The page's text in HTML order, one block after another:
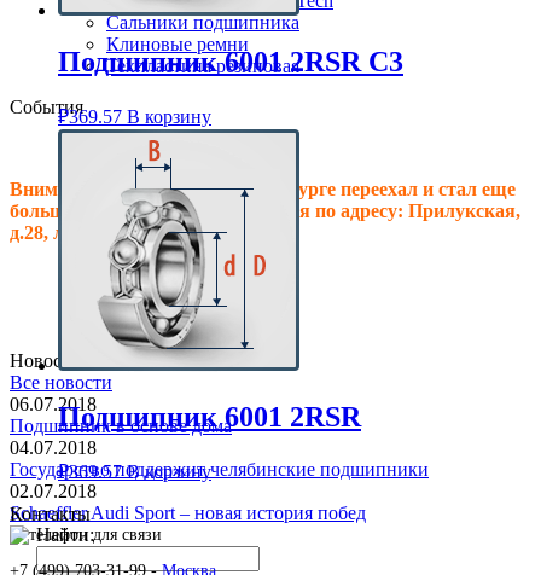
Сальники подшипника
Клиновые ремни
Техпластина резиновая
События
Внимание! Офис в Санкт-Петербурге переехал и стал еще
больше, теперь мы располагаемся по адресу: Прилукская,
д.28, литер.А! Ждем Вас в гости!
Новостная лента
Все новости
06.07.2018
Подшипник в основе дома
04.07.2018
Государство поддержит челябинские подшипники
02.07.2018
Schaeffler Audi Sport – новая история побед
Найти:
Подшипник 6001 2RSR C3
₽369.57 В корзину
Подшипник 6001 2RSR
₽369.57 В корзину
Контакты
+7 (499) 703-31-99 -Москва